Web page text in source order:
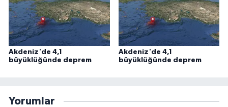
Akdeniz'de 4,1
büyüklüğünde deprem
Akdeniz'de 4,1
büyüklüğünde deprem
Yorumlar